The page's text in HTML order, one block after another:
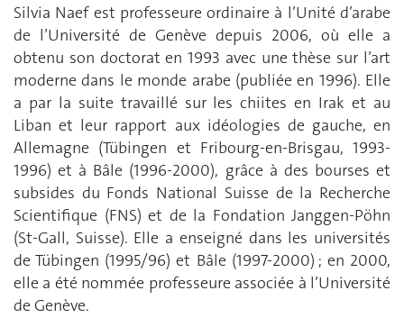
Silvia Naef est professeure ordinaire à l’Unité d’arabe
de l’Université de Genève depuis 2006, où elle a
obtenu son doctorat en 1993 avec une thèse sur l’art
moderne dans le monde arabe (publiée en 1996). Elle
a par la suite travaillé sur les chiites en Irak et au
Liban et leur rapport aux idéologies de gauche, en
Allemagne (Tübingen et Fribourg-en-Brisgau, 1993-
1996) et à Bâle (1996-2000), grâce à des bourses et
subsides du Fonds National Suisse de la Recherche
Scientifique (FNS) et de la Fondation Janggen-Pöhn
(St-Gall, Suisse). Elle a enseigné dans les universités
de Tübingen (1995/96) et Bâle (1997-2000) ; en 2000,
elle a été nommée professeure associée à l’Université
de Genève.